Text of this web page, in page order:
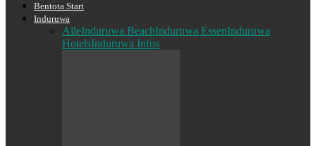
Bentota Start
Induruwa
AlleInduruwa BeachInduruwa EssenInduruwa
HotelsInduruwa Infos